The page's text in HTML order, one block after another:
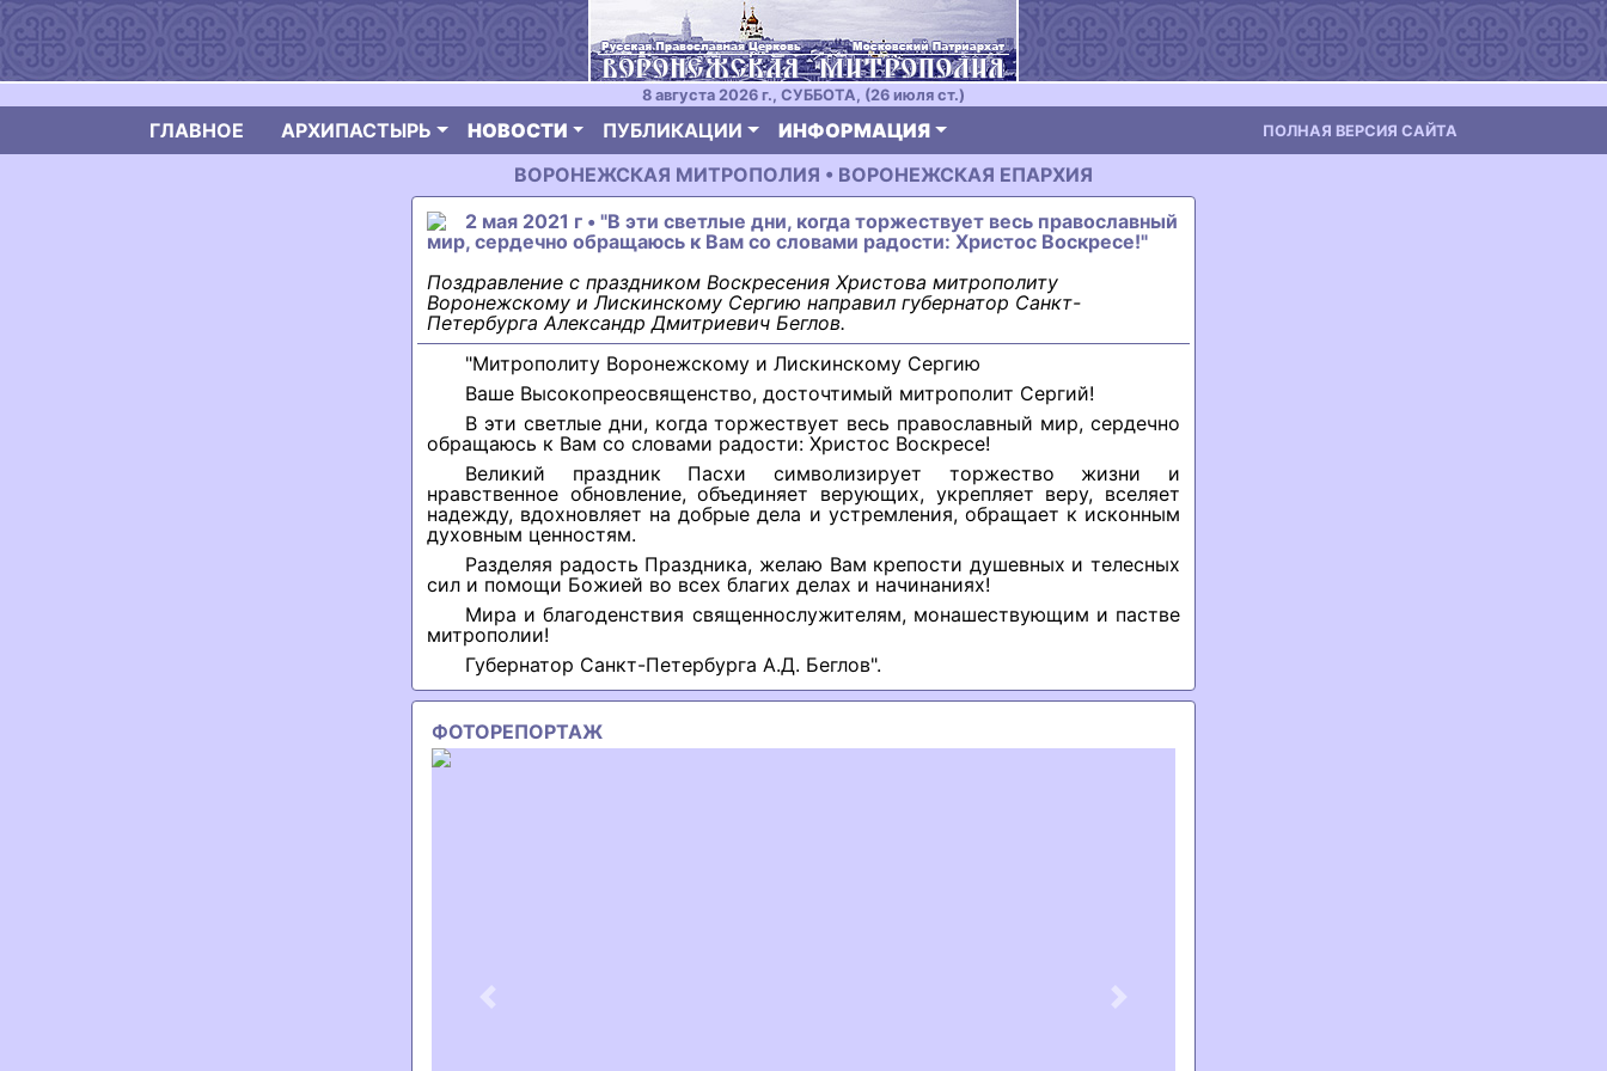
8 августа 2026 г., СУББОТА, (26 июля ст.)
ГЛАВНОЕ АРХИПАСТЫРЬ НОВОСТИ ПУБЛИКАЦИИ ИНФОРМАЦИЯ ПОЛНАЯ ВЕРСИЯ САЙТА
ВОРОНЕЖСКАЯ МИТРОПОЛИЯ • ВОРОНЕЖСКАЯ ЕПАРХИЯ
2 мая 2021 г • "В эти светлые дни, когда торжествует весь православный
мир, сердечно обращаюсь к Вам со словами радости: Христос Воскресе!"
Поздравление с праздником Воскресения Христова митрополиту
Воронежскому и Лискинскому Сергию направил губернатор Санкт-
Петербурга Александр Дмитриевич Беглов.
"Митрополиту Воронежскому и Лискинскому Сергию
Ваше Высокопреосвященство, досточтимый митрополит Сергий!
В эти светлые дни, когда торжествует весь православный мир, сердечно
обращаюсь к Вам со словами радости: Христос Воскресе!
Великий праздник Пасхи символизирует торжество жизни и
нравственное обновление, объединяет верующих, укрепляет веру, вселяет
надежду, вдохновляет на добрые дела и устремления, обращает к исконным
духовным ценностям.
Разделяя радость Праздника, желаю Вам крепости душевных и телесных
сил и помощи Божией во всех благих делах и начинаниях!
Мира и благоденствия священнослужителям, монашествующим и пастве
митрополии!
Губернатор Санкт-Петербурга А.Д. Беглов".
ФОТОРЕПОРТАЖ
Previous Next